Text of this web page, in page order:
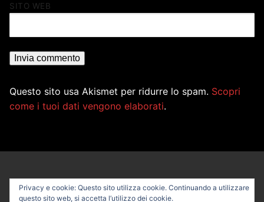
SITO WEB
Questo sito usa Akismet per ridurre lo spam. Scopri
come i tuoi dati vengono elaborati.
Privacy e cookie: Questo sito utilizza cookie. Continuando a utilizzare
questo sito web, si accetta l’utilizzo dei cookie.